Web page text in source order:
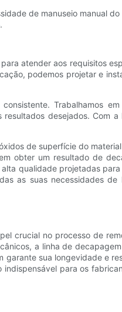
de manuseio manual do
atender aos requisitos
podemos projetar e
Trabalhamos em
desejados. Com a
de superfície do
obter um resultado de
qualidade projetadas
as suas necessidades de
crucial no processo de
a linha de
garante sua longevidade e
para os